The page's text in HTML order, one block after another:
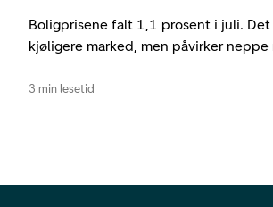
Boligprisene falt 1,1 prosent i juli.
kjøligere marked, men påvirker neppe
3 min lesetid